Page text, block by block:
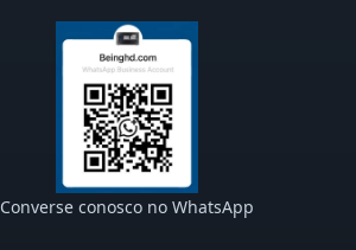
Converse conosco no WhatsApp